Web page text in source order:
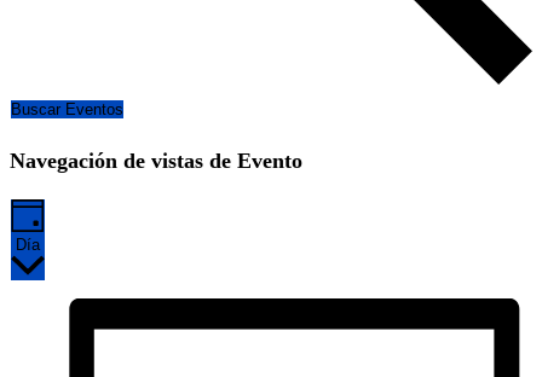
Buscar Eventos
Navegación de vistas de Evento
Día